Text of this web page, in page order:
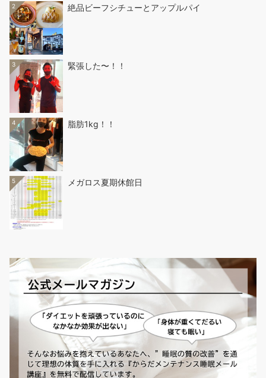
2 絶品ビーフシチューとアップルパイ
3 緊張した〜！！
4 脂肪1kg！！
5 メガロス夏期休館日